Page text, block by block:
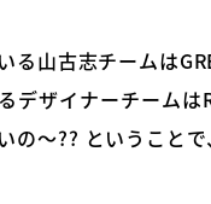
る山古志チームは
デザイナーチームは
の〜?? ということ